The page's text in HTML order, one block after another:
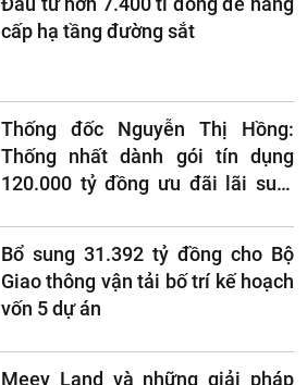
cấp hạ tầng đường sắt
Thống đốc Nguyễn Thị Hồng:
Thống nhất dành gói tín dụng
120.000 tỷ đồng ưu đãi lãi suất
Bổ sung 31.392 tỷ đồng cho Bộ
Giao thông vận tải bố trí kế hoạch
vốn 5 dự án
Meey Land và những giải pháp